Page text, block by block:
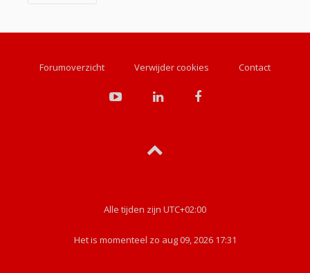
Forumoverzicht Verwijder cookies Contact
Alle tijden zijn UTC+02:00
Het is momenteel zo aug 09, 2026 17:31